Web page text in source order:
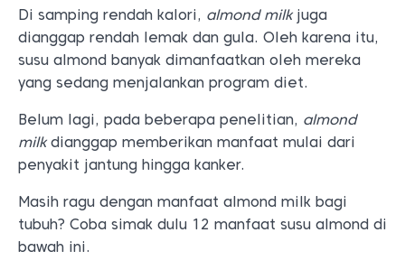
Di samping rendah kalori, almond milkjuga
dianggap rendah lemak dan gula. Oleh karena itu,
susu almond banyak dimanfaatkan oleh mereka
yang sedang menjalankan program diet.
Belum lagi, pada beberapa penelitian, almond
milkdianggap memberikan manfaat mulai dari
penyakit jantung hingga kanker.
Masih ragu dengan manfaat almond milk bagi
tubuh? Coba simak dulu 12 manfaat susu almond di
bawah ini.